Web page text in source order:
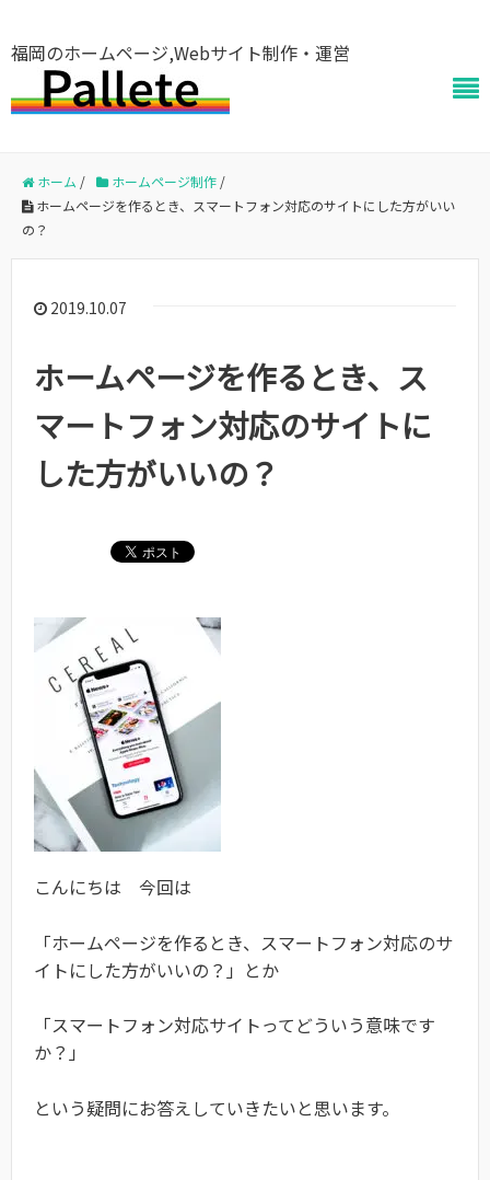
福岡のホームページ,Webサイト制作・運営
ホーム / ホームページ制作 /
ホームページを作るとき、スマートフォン対応のサイトにした方がいい
の？
2019.10.07
ホームページを作るとき、ス
マートフォン対応のサイトに
した方がいいの？
こんにちは 今回は
「ホームページを作るとき、スマートフォン対応のサ
イトにした方がいいの？」とか
「スマートフォン対応サイトってどういう意味です
か？」
という疑問にお答えしていきたいと思います。